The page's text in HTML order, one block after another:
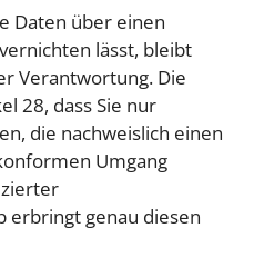
Daten über einen
lässt, bleibt
Verantwortung. Die
28, dass Sie nur
die nachweislich einen
Umgang
erbringt genau diesen